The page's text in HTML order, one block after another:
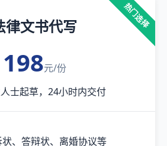
热门选择
律文书代写
198元/份
士起草，24小时内交付
、答辩状、离婚协议等